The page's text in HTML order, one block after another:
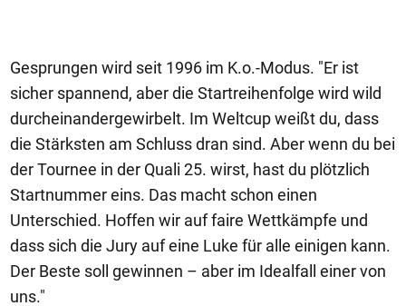
Gesprungen wird seit 1996 im K.o.-Modus. "Er ist
sicher spannend, aber die Startreihenfolge wird wild
durcheinandergewirbelt. Im Weltcup weißt du, dass
die Stärksten am Schluss dran sind. Aber wenn du bei
der Tournee in der Quali 25. wirst, hast du plötzlich
Startnummer eins. Das macht schon einen
Unterschied. Hoffen wir auf faire Wettkämpfe und
dass sich die Jury auf eine Luke für alle einigen kann.
Der Beste soll gewinnen – aber im Idealfall einer von
uns."